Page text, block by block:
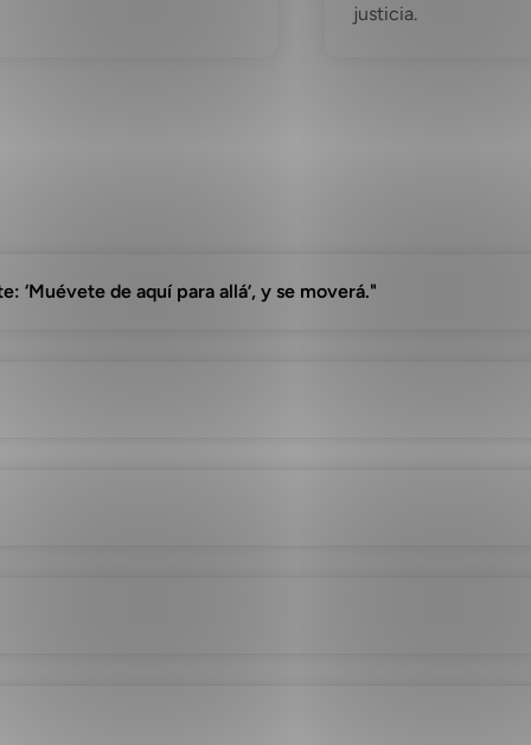
justicia.
‘Muévete de aquí para allá’, y se moverá."